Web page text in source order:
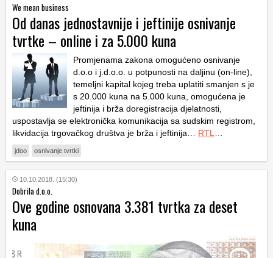
We mean business
Od danas jednostavnije i jeftinije osnivanje
tvrtke – online i za 5.000 kuna
Promjenama zakona omogućeno osnivanje
d.o.o i j.d.o.o. u potpunosti na daljinu (on-line),
temeljni kapital kojeg treba uplatiti smanjen s je
s 20.000 kuna na 5.000 kuna, omogućena je
jeftinija i brža doregistracija djelatnosti,
uspostavlja se elektronička komunikacija sa sudskim registrom,
likvidacija trgovačkog društva je brža i jeftinija… RTL
jdoo osnivanje tvrtki
10.10.2018. (15:30)
Dobrila d.o.o.
Ove godine osnovana 3.381 tvrtka za deset
kuna